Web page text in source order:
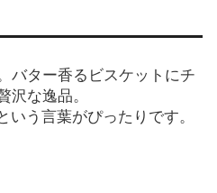
バター香るビスケットにチ
沢な逸品。
いう言葉がぴったりです。